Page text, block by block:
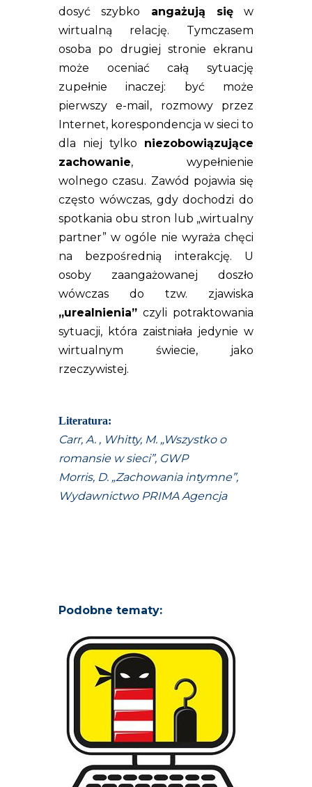
dosyć szybko angażują sięw
wirtualną relację. Tymczasem
osoba po drugiej stronie ekranu
może oceniać całą sytuację
zupełnie inaczej: być może
pierwszy e-mail, rozmowy przez
Internet, korespondencja w sieci to
dla niej tylko niezobowiązujące
zachowanie, wypełnienie
wolnego czasu. Zawód pojawia się
często wówczas, gdy dochodzi do
spotkania obu stron lub „wirtualny
partner” w ogóle nie wyraża chęci
na bezpośrednią interakcję. U
osoby zaangażowanej doszło
wówczas do tzw. zjawiska
„urealnienia” czyli potraktowania
sytuacji, która zaistniała jedynie w
wirtualnym świecie, jako
rzeczywistej.
Literatura:
Carr, A. , Whitty, M. „Wszystko o
romansie w sieci”, GWP
Morris, D. „Zachowania intymne”,
Wydawnictwo PRIMA Agencja
Podobne tematy: